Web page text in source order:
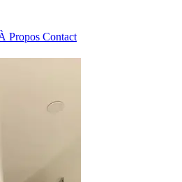
Propos Contact